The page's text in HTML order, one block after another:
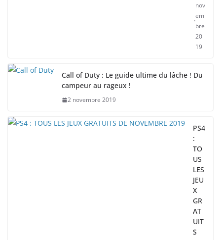
nov
em
bre
20
19
Call of Duty : Le guide ultime du lâche ! Du
campeur au rageux !
2 novembre 2019
PS4
:
TO
US
LES
JEU
X
GR
AT
UIT
S